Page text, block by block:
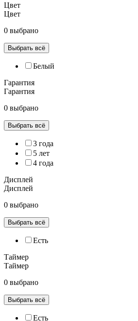
Цвет
Цвет
0 выбрано
Выбрать всё
Белый
Гарантия
Гарантия
0 выбрано
Выбрать всё
3 года
5 лет
4 года
Дисплей
Дисплей
0 выбрано
Выбрать всё
Есть
Таймер
Таймер
0 выбрано
Выбрать всё
Есть